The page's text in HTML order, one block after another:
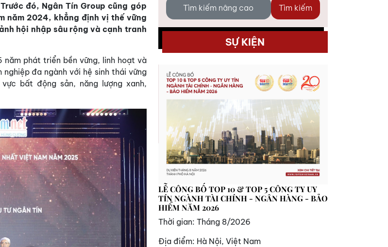
đó, Ngân Tín Group cũng góp
năm 2024, khẳng định vị thế vững
hội nhập sâu rộng và cạnh tranh
năm phát triển bền vững, linh hoạt và
đa ngành với hệ sinh thái vững
bất động sản, năng lượng xanh,
Tìm kiếm nâng cao Tìm kiếm
SỰ KIỆN
LỄ CÔNG BỐ TOP 10 & TOP 5 CÔNG TY UY
TÍN NGÀNH TÀI CHÍNH - NGÂN HÀNG - BẢO
HIỂM NĂM 2026
Thời gian: Tháng 8/2026
Địa điểm: Hà Nội, Việt Nam